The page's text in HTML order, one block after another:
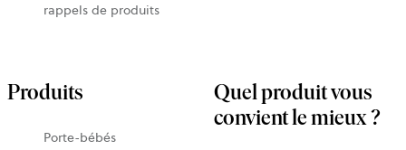
rappels de produits
Produits
Porte-bébés
Quel produit vous
convient le mieux ?